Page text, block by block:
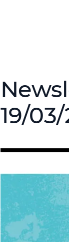
19/03/